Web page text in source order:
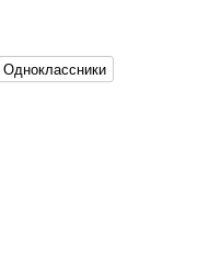
Одноклассники